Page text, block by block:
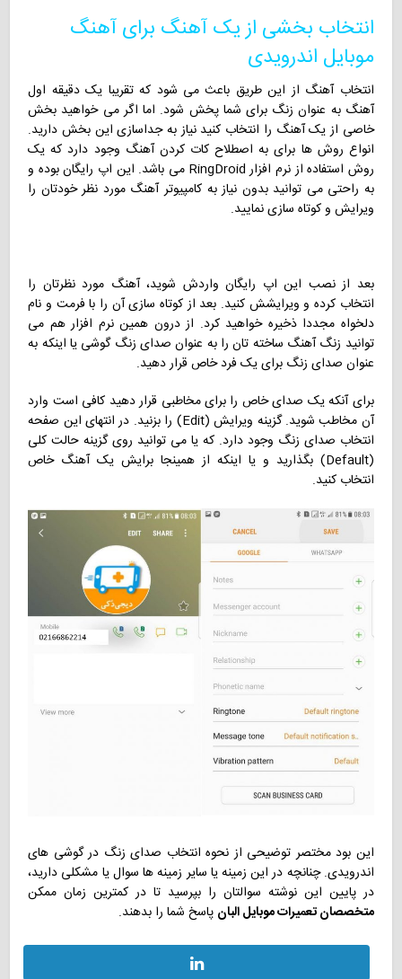
انتخاب بخشی از یک آهنگ برای آهنگ
موبایل اندرویدی
انتخاب آهنگ از این طریق باعث می شود که تقریبا یک دقیقه اول
آهنگ به عنوان زنگ برای شما پخش شود. اما اگر می خواهید بخش
خاصی از یک آهنگ را انتخاب کنید نیاز به جداسازی این بخش دارید.
انواع روش ها برای به اصطلاح کات کردن آهنگ وجود دارد که یک
روش استفاده از نرم افزار RingDroid می باشد. این اپ رایگان بوده و
به راحتی می توانید بدون نیاز به کامپیوتر آهنگ مورد نظر خودتان را
ویرایش و کوتاه سازی نمایید.
بعد از نصب این اپ رایگان واردش شوید، آهنگ مورد نظرتان را
انتخاب کرده و ویرایشش کنید. بعد از کوتاه سازی آن را با فرمت و نام
دلخواه مجددا ذخیره خواهید کرد. از درون همین نرم افزار هم می
توانید زنگ آهنگ ساخته تان را به عنوان صدای زنگ گوشی یا اینکه به
عنوان صدای زنگ برای یک فرد خاص قرار دهید.
برای آنکه یک صدای خاص را برای مخاطبی قرار دهید کافی است وارد
آن مخاطب شوید. گزینه ویرایش (Edit) را بزنید. در انتهای این صفحه
انتخاب صدای زنگ وجود دارد. که یا می توانید روی گزینه حالت کلی
(Default) بگذارید و یا اینکه از همینجا برایش یک آهنگ خاص
انتخاب کنید.
این بود مختصر توضیحی از نحوه انتخاب صدای زنگ در گوشی های
اندرویدی. چنانچه در این زمینه یا سایر زمینه ها سوال یا مشکلی دارید،
در پایین این نوشته سوالتان را بپرسید تا در کمترین زمان ممکن
متخصصان تعمیرات موبایل البان پاسخ شما را بدهند.